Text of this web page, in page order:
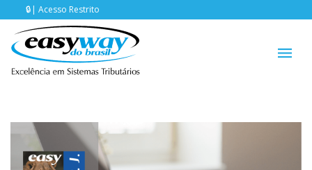
Acesso Restrito